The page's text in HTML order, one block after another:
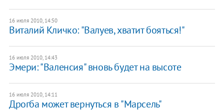
16 июля 2010, 14:50
Виталий Кличко: "Валуев, хватит бояться!"
16 июля 2010, 14:43
Эмери: "Валенсия" вновь будет на высоте
16 июля 2010, 14:11
Дрогба может вернуться в "Марсель"